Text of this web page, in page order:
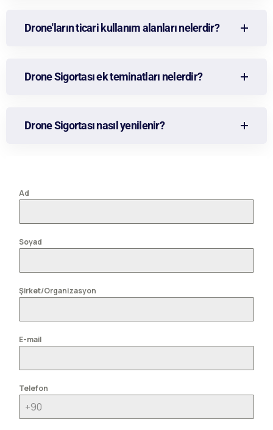
Drone'ların ticari kullanım alanları nelerdir?
Drone Sigortası ek teminatları nelerdir?
Drone Sigortası nasıl yenilenir?
Ad
Soyad
Şirket/Organizasyon
E-mail
Telefon